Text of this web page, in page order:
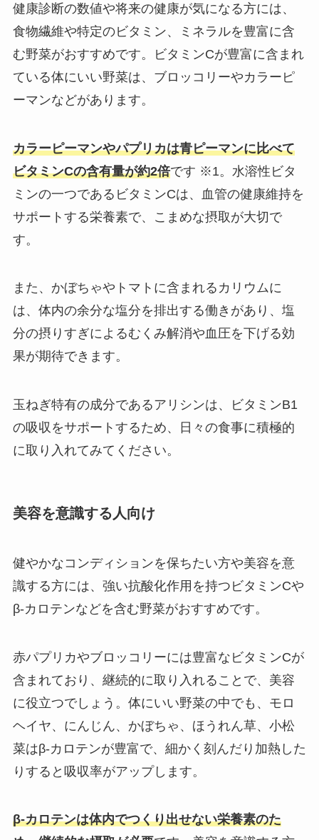
健康診断の数値や将来の健康が気になる方には、
食物繊維や特定のビタミン、ミネラルを豊富に含
む野菜がおすすめです。ビタミンCが豊富に含まれ
ている体にいい野菜は、ブロッコリーやカラーピ
ーマンなどがあります。
カラーピーマンやパプリカは青ピーマンに比べて
ビタミンCの含有量が約2倍です ※1。水溶性ビタ
ミンの一つであるビタミンCは、血管の健康維持を
サポートする栄養素で、こまめな摂取が大切で
す。
また、かぼちゃやトマトに含まれるカリウムに
は、体内の余分な塩分を排出する働きがあり、塩
分の摂りすぎによるむくみ解消や血圧を下げる効
果が期待できます。
玉ねぎ特有の成分であるアリシンは、ビタミンB1
の吸収をサポートするため、日々の食事に積極的
に取り入れてみてください。
美容を意識する人向け
健やかなコンディションを保ちたい方や美容を意
識する方には、強い抗酸化作用を持つビタミンCや
β-カロテンなどを含む野菜がおすすめです。
赤パプリカやブロッコリーには豊富なビタミンCが
含まれており、継続的に取り入れることで、美容
に役立つでしょう。体にいい野菜の中でも、モロ
ヘイヤ、にんじん、かぼちゃ、ほうれん草、小松
菜はβ-カロテンが豊富で、細かく刻んだり加熱した
りすると吸収率がアップします。
β-カロテンは体内でつくり出せない栄養素のた